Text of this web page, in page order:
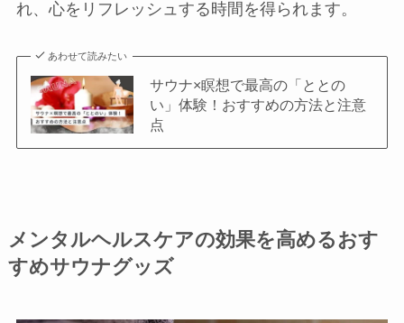
れ、心をリフレッシュする時間を得られます。
あわせて読みたい
サウナ×瞑想で最高の「ととの
い」体験！おすすめの方法と注意
点
メンタルヘルスケアの効果を高めるおす
すめサウナグッズ